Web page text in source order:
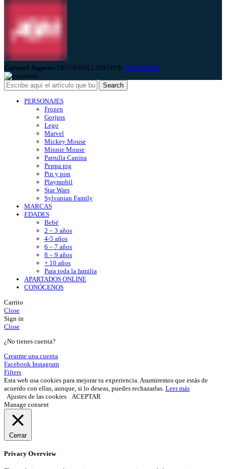
Carrusel Juguetes DESARROLLADO POR PIXERAMA
Search
PERSONAJES
Frozen
Gorjuss
Lego
Marvel
Mickey Mouse
Minnie Mouse
Patrulla Canina
Peppa pig
Pin y pon
Playmobil
Star Wars
Sylvanian Family
MARCAS
EDADES
Bebé
2 – 3 años
4-5 años
6 – 7 años
8 – 9 años
+ 10 años
Para toda la familia
APARTADOS ONLINE
CONÓCENOS
Carrito
Close
Sign in
Close
¿No tienes cuenta?
Crearme una cuenta
Facebook Instagram
Filters
Esta web usa cookies para mejorar tu experiencia. Asumiremos que estás de
acuerdo con ellas, aunque, si lo deseas, puedes rechazarlas. Leer más
Ajustes de las cookies
ACEPTAR
Manage consent
Cerrar
Privacy Overview